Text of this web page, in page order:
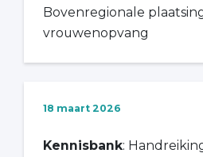
Bovenregionale
vrouwenopvang
18 maart 2026
Kennisbank: